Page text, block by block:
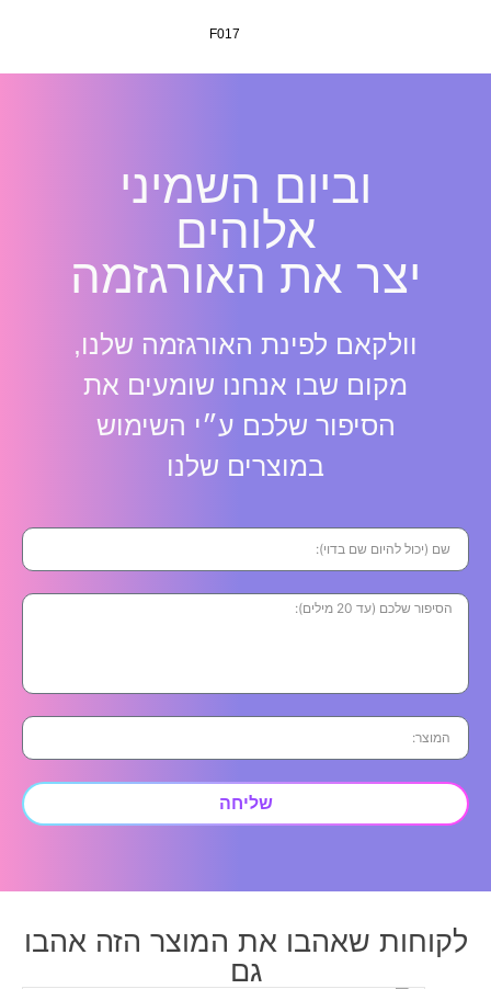
F017
וביום השמיני
אלוהים
יצר את האורגזמה
וולקאם לפינת האורגזמה שלנו,
מקום שבו אנחנו שומעים את
הסיפור שלכם ע״י השימוש
במוצרים שלנו
שליחה
לקוחות שאהבו את המוצר הזה אהבו
גם